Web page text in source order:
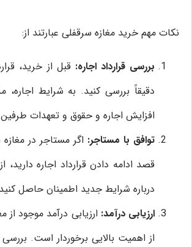
نکات مهم خرید مغازه سرقفلی عبارتند از:
بررسی قرارداد اجاره:قبل از خرید،
دقیقاً بررسی کنید. به شرایط اجاره،
افزایش اجاره و حقوق و تعهدات
توافق با مستاجر: اگر مستاجر در
قصد ادامه دادن قرارداد اجاره دارید،
درباره شرایط جدید اطمینان حاصل
ارزیابی درآمد: ارزیابی درآمد موجود
از اهمیت بالایی برخوردار است. بررسی